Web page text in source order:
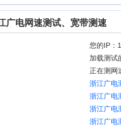
广电网速测试、宽带测速
您的IP：
加载测试
正在测网
浙江广电
浙江广电
浙江广电
浙江广电